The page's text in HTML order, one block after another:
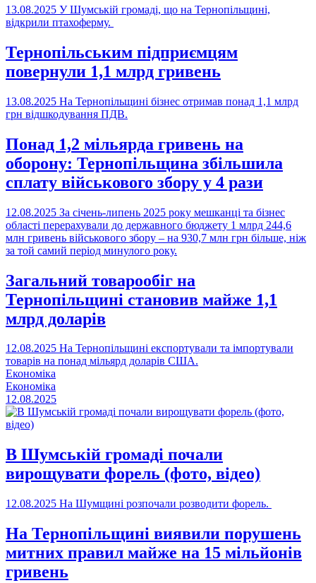
13.08.2025 У Шумській громаді, що на Тернопільщині,
відкрили птахоферму.
Тернопільським підприємцям
повернули 1,1 млрд гривень
13.08.2025 На Тернопільщині бізнес отримав понад 1,1 млрд
грн відшкодування ПДВ.
Понад 1,2 мільярда гривень на
оборону: Тернопільщина збільшила
сплату військового збору у 4 рази
12.08.2025 За січень-липень 2025 року мешканці та бізнес
області перерахували до державного бюджету 1 млрд 244,6
млн гривень військового збору – на 930,7 млн грн більше, ніж
за той самий період минулого року.
Загальний товарообіг на
Тернопільщині становив майже 1,1
млрд доларів
12.08.2025 На Тернопільщині експортували та імпортували
товарів на понад мільярд доларів США.
Економіка
Економіка
12.08.2025
В Шумській громаді почали
вирощувати форель (фото, відео)
12.08.2025 На Шумщині розпочали розводити форель.
На Тернопільщині виявили порушень
митних правил майже на 15 мільйонів
гривень